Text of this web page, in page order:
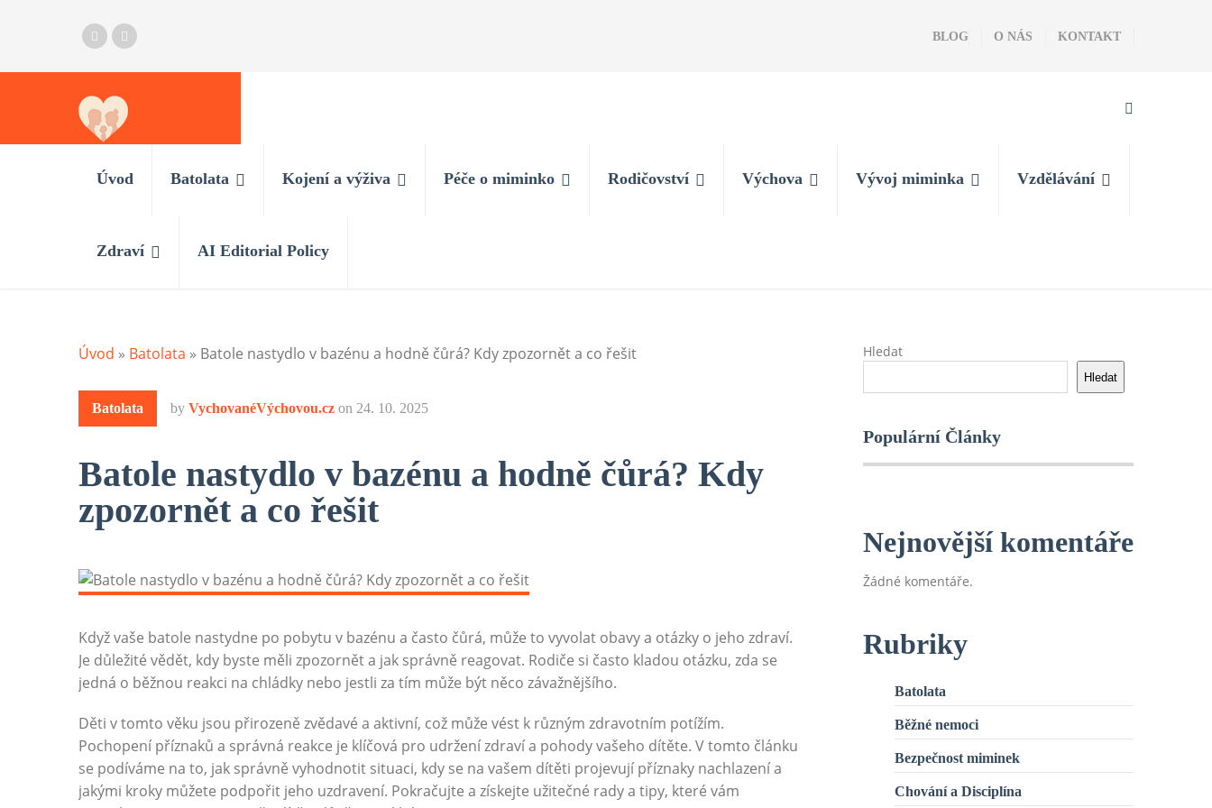
BLOG O NÁS KONTAKT
Úvod Batolata Kojení a výživa Péče o miminko Rodičovství Výchova Vývoj miminka Vzdělávání
Zdraví AI Editorial Policy
Úvod » Batolata » Batole nastydlo v bazénu a hodně čůrá? Kdy zpozornět a co řešit
Batolata by VychovanéVýchovou.cz on 24. 10. 2025
Batole nastydlo v bazénu a hodně čůrá? Kdy
zpozornět a co řešit
Když vaše batole nastydne po pobytu v bazénu a často čůrá, může to vyvolat obavy a otázky o jeho zdraví.
Je důležité vědět, kdy byste měli zpozornět a jak správně reagovat. Rodiče si často kladou otázku, zda se
jedná o běžnou reakci na chládky nebo jestli za tím může být něco závažnějšího.
Děti v tomto věku jsou přirozeně zvědavé a aktivní, což může vést k různým zdravotním potížím.
Pochopení příznaků a správná reakce je klíčová pro udržení zdraví a pohody vašeho dítěte. V tomto článku
se podíváme na to, jak správně vyhodnotit situaci, kdy se na vašem dítěti projevují příznaky nachlazení a
jakými kroky můžete podpořit jeho uzdravení. Pokračujte a získejte užitečné rady a tipy, které vám
Hledat
Hledat
Populární Články
Nejnovější komentáře
Žádné komentáře.
Rubriky
Batolata
Běžné nemoci
Bezpečnost miminek
Chování a Disciplína